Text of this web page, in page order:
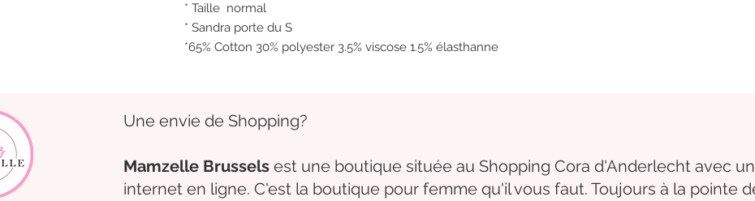
* Taille normal
* Sandra porte du S
*65% Cotton 30% polyester 3.5% viscose 1.5% élasthanne
Une envie de Shopping?
Mamzelle Brussels est une boutique située au Shopping Cora d'Anderlecht avec
internet en ligne. C'est la boutique pour femme qu'il vous faut. Toujours à la pointe